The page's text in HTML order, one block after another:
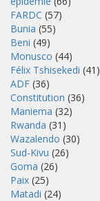
FARDC (57)
Bunia (55)
Beni (49)
Monusco (44)
Félix Tshisekedi (41)
ADF (36)
Constitution (36)
Maniema (32)
Rwanda (31)
Wazalendo (30)
Sud-Kivu (26)
Goma (26)
Paix (25)
Matadi (24)